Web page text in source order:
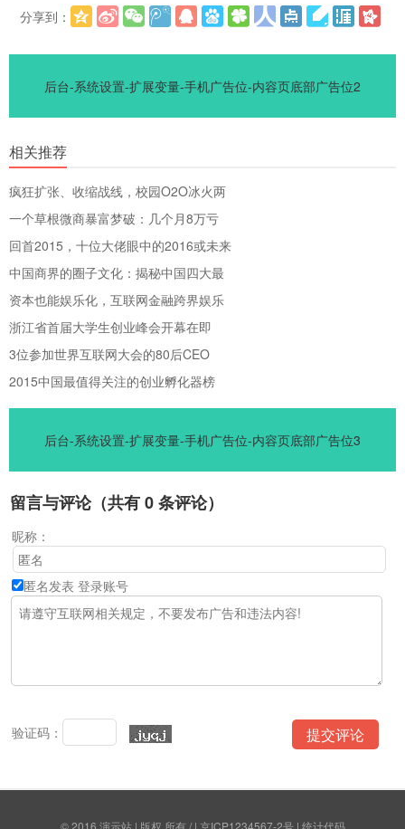
分享到：
后台-系统设置-扩展变量-手机广告位-内容页底部广告位2
相关推荐
疯狂扩张、收缩战线，校园O2O冰火两
一个草根微商暴富梦破：几个月8万亏
回首2015，十位大佬眼中的2016或未来
中国商界的圈子文化：揭秘中国四大最
资本也能娱乐化，互联网金融跨界娱乐
浙江省首届大学生创业峰会开幕在即
3位参加世界互联网大会的80后CEO
2015中国最值得关注的创业孵化器榜
后台-系统设置-扩展变量-手机广告位-内容页底部广告位3
留言与评论（共有0条评论）
昵称：
匿名发表 登录账号
验证码：
© 2016 演示站| 版权 所有 / | 京ICP1234567-2号 | 统计代码